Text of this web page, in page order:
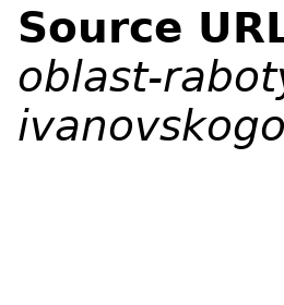
Source
oblast-